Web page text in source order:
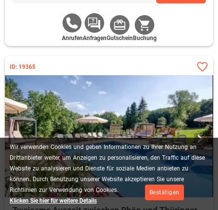
Wir verwenden Cookies und geben Informationen zu Ihrer Nutzung an
Drittanbieter weiter, um Anzeigen zu personalisieren, den Traffic auf diese
Website zu analysieren und Dienste für soziale Medien anbieten zu
können. Durch Benutzung unserer Website akzeptieren Sie unsere
Richtlinien zur Verwendung von Cookies.
Klicken Sie hier für weitere Details
Bestätigen
AnrufenAnfragenGutschein Buchung
ID: 19365